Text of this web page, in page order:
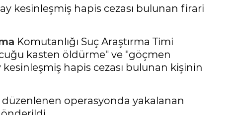
ay kesinleşmiş hapis cezası bulunan firari
Komutanlığı Suç Araştırma Timi
kasten öldürme" ve "göçmen
kesinleşmiş hapis cezası bulunan kişinin
operasyonda yakalanan